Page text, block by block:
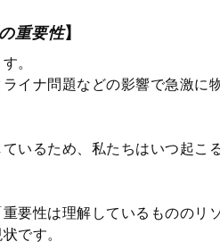
重要性】
。
イナ問題などの影響で急激に
いるため、私たちはいつ起こ
要性は理解しているもののリ
です。